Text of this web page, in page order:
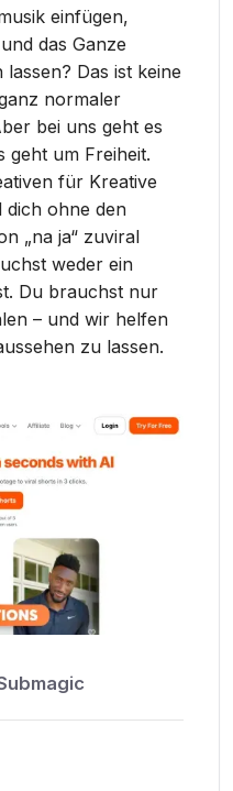
einfügen,
das Ganze
Das ist keine
normaler
bei uns geht es
geht um Freiheit.
für Kreative
dich ohne den
„na ja“ zuviral
weder ein
Du brauchst nur
– und wir helfen
zu lassen.